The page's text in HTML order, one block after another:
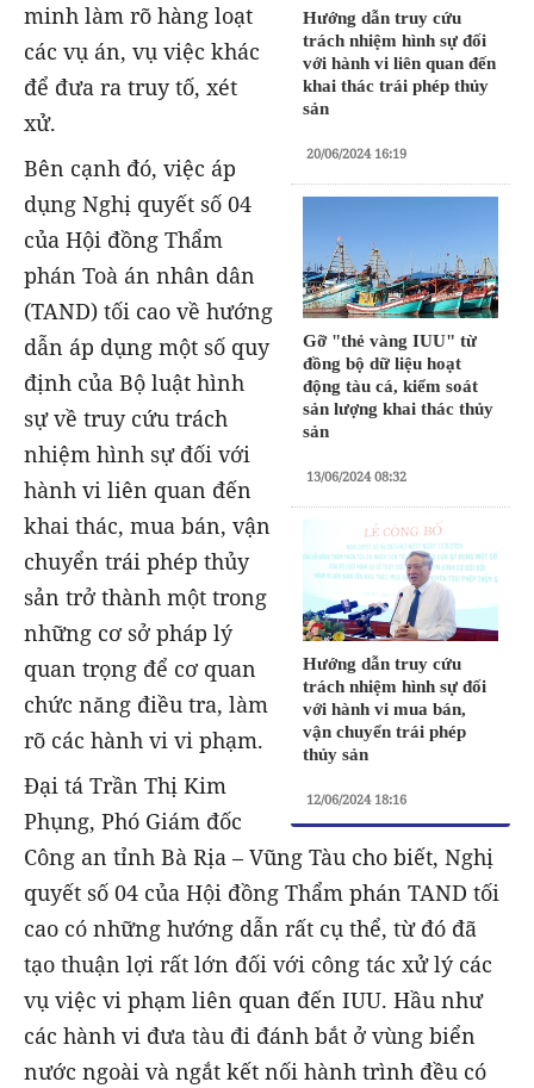
Hướng dẫn truy cứu
trách nhiệm hình sự đối
với hành vi liên quan đến
khai thác trái phép thủy
sản
20/06/2024 16:19
Gỡ "thẻ vàng IUU" từ
đồng bộ dữ liệu hoạt
động tàu cá, kiểm soát
sản lượng khai thác thủy
sản
13/06/2024 08:32
Hướng dẫn truy cứu
trách nhiệm hình sự đối
với hành vi mua bán,
vận chuyển trái phép
thủy sản
12/06/2024 18:16
minh làm rõ hàng loạt
các vụ án, vụ việc khác
để đưa ra truy tố, xét
xử.
Bên cạnh đó, việc áp
dụng Nghị quyết số 04
của Hội đồng Thẩm
phán Toà án nhân dân
(TAND) tối cao về hướng
dẫn áp dụng một số quy
định của Bộ luật hình
sự về truy cứu trách
nhiệm hình sự đối với
hành vi liên quan đến
khai thác, mua bán, vận
chuyển trái phép thủy
sản trở thành một trong
những cơ sở pháp lý
quan trọng để cơ quan
chức năng điều tra, làm
rõ các hành vi vi phạm.
Đại tá Trần Thị Kim
Phụng, Phó Giám đốc
Công an tỉnh Bà Rịa – Vũng Tàu cho biết, Nghị
quyết số 04 của Hội đồng Thẩm phán TAND tối
cao có những hướng dẫn rất cụ thể, từ đó đã
tạo thuận lợi rất lớn đối với công tác xử lý các
vụ việc vi phạm liên quan đến IUU. Hầu như
các hành vi đưa tàu đi đánh bắt ở vùng biển
nước ngoài và ngắt kết nối hành trình đều có